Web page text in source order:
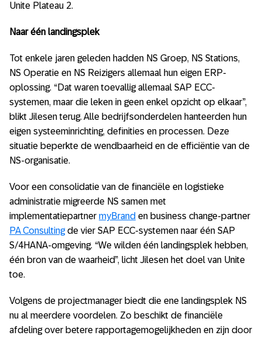
Unite Plateau 2.
Naar één landingsplek
Tot enkele jaren geleden hadden NS Groep, NS Stations,
NS Operatie en NS Reizigers allemaal hun eigen ERP-
oplossing. “Dat waren toevallig allemaal SAP ECC-
systemen, maar die leken in geen enkel opzicht op elkaar”,
blikt Jilesen terug. Alle bedrijfsonderdelen hanteerden hun
eigen systeeminrichting, definities en processen. Deze
situatie beperkte de wendbaarheid en de efficiëntie van de
NS-organisatie.
Voor een consolidatie van de financiële en logistieke
administratie migreerde NS samen met
implementatiepartner myBrand en business change-partner
PA Consultingde vier SAP ECC-systemen naar één SAP
S/4HANA-omgeving. “We wilden één landingsplek hebben,
één bron van de waarheid”, licht Jilesen het doel van Unite
toe.
Volgens de projectmanager biedt die ene landingsplek NS
nu al meerdere voordelen. Zo beschikt de financiële
afdeling over betere rapportagemogelijkheden en zijn door